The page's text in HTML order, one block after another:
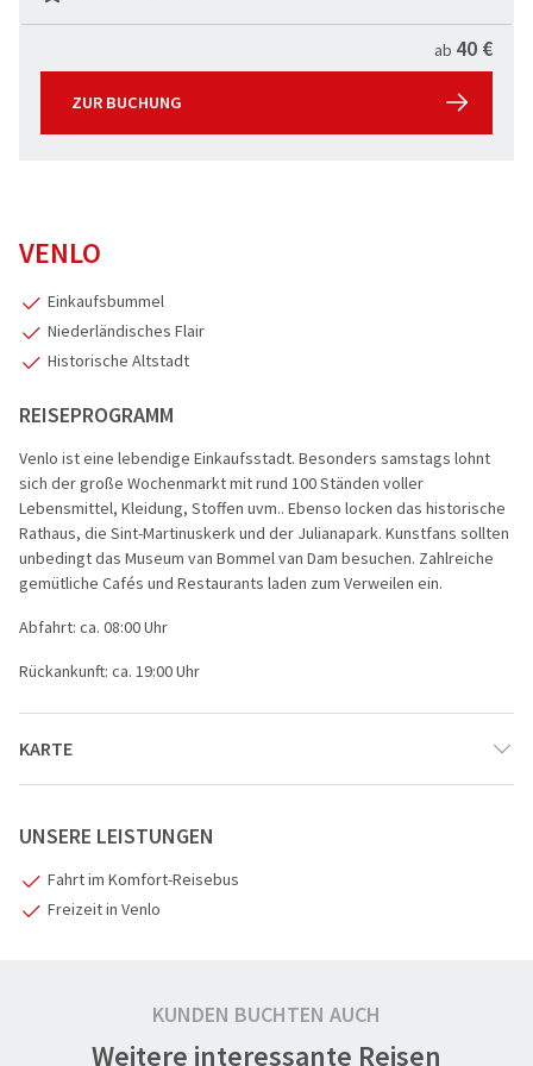
ab 40 €
ZUR BUCHUNG
VENLO
Einkaufsbummel
Niederländisches Flair
Historische Altstadt
REISEPROGRAMM
Venlo ist eine lebendige Einkaufsstadt. Besonders samstags lohnt
sich der große Wochenmarkt mit rund 100 Ständen voller
Lebensmittel, Kleidung, Stoffen uvm.. Ebenso locken das historische
Rathaus, die Sint-Martinuskerk und der Julianapark. Kunstfans sollten
unbedingt das Museum van Bommel van Dam besuchen. Zahlreiche
gemütliche Cafés und Restaurants laden zum Verweilen ein.
Abfahrt: ca. 08:00 Uhr
Rückankunft: ca. 19:00 Uhr
KARTE
UNSERE LEISTUNGEN
Fahrt im Komfort-Reisebus
Freizeit in Venlo
KUNDEN BUCHTEN AUCH
Weitere interessante Reisen